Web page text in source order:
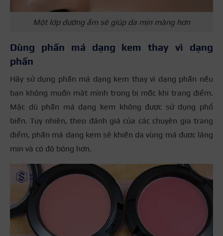
Một lớp dưỡng ẩm sẽ giúp da mịn màng hơn
Dùng phấn má dạng kem thay vì dạng
phấn
Hãy sử dụng phấn má dạng kem thay vì dạng phấn nếu
bạn không muốn mặt mình trong bị mốc khi trang điểm.
Mặc dù phấn má dạng kem không được sử dụng phổ
biến. Tuy nhiên, theo đánh giá của các chuyên gia trang
điểm, phấn má dạng kem sẽ khiến da vùng má được láng
mịn và có độ bóng hơn.